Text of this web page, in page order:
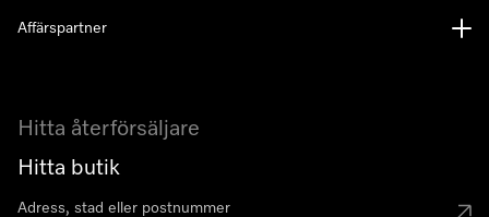
Hitta återförsäljare
Hitta butik
Affärspartner